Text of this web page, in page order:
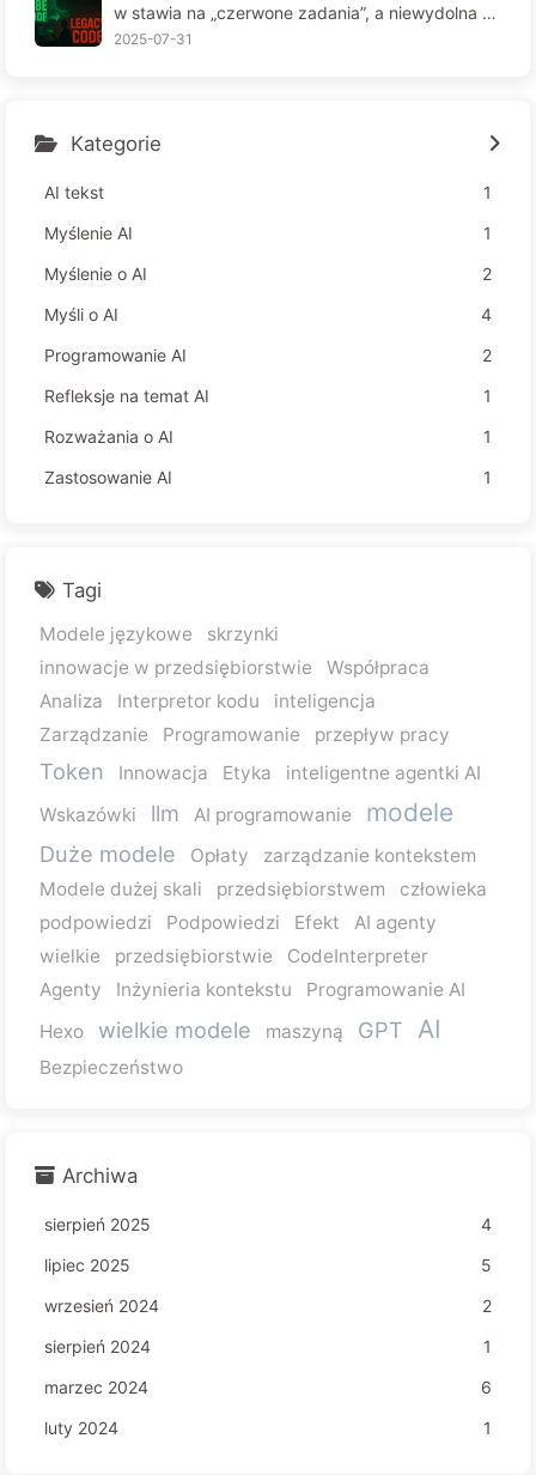
w stawia na „czerwone zadania”, a niewydolna te
chnologia czyni pracowników jeszcze bardziej ni
2025-07-31
Kategorie
AI tekst
1
Myślenie AI
1
Myślenie o AI
2
Myśli o AI
4
Programowanie AI
2
Refleksje na temat AI
1
Rozważania o AI
1
Zastosowanie AI
1
Tagi
Modele językowe
skrzynki
innowacje w przedsiębiorstwie
Współpraca
Analiza
Interpretor kodu
inteligencja
Zarządzanie
Programowanie przepływ pracy
Token Innowacja Etyka
inteligentne agentki AI
Wskazówki
llm AI programowanie modele
Duże modele Opłaty
zarządzanie kontekstem
Modele dużej skali
przedsiębiorstwem
człowieka
podpowiedzi
Podpowiedzi Efekt
AI agenty
wielkie
przedsiębiorstwie
CodeInterpreter
Agenty
Inżynieria kontekstu
Programowanie AI
Hexo
wielkie modele maszyną GPT AI
Bezpieczeństwo
Archiwa
sierpień 2025
4
lipiec 2025
5
wrzesień 2024
2
sierpień 2024
1
marzec 2024
6
luty 2024
1